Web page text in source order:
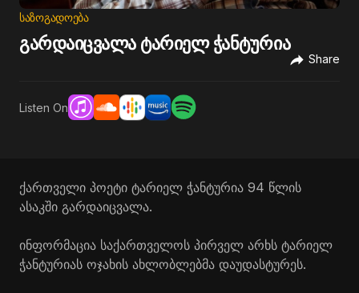
ᲡᲐᲖᲝᲒᲐᲓᲝᲔᲑᲐ
გარდაიცვალა ტარიელ ჭანტურია
Share
Listen On
ქართველი პოეტი ტარიელ ჭანტურია 94 წლის
ასაკში გარდაიცვალა.
ინფორმაცია საქართველოს პირველ არხს ტარიელ
ჭანტურიას ოჯახის ახლობლებმა დაუდასტურეს.